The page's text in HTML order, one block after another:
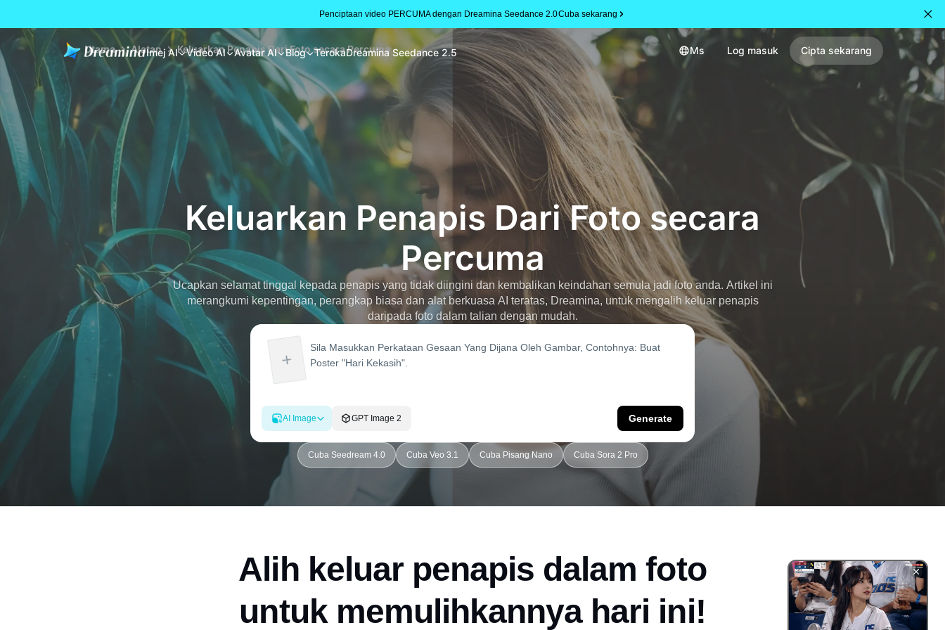
Penciptaan video PERCUMA dengan Dreamina Seedance 2.0Cuba sekarang
Imej AI Video AI Avatar AI Blog TerokaDreamina Seedance 2.5 Ms Log masuk Cipta sekarang
Utama Alatan Keluarkan Penapis Dari Foto secara Percuma
Keluarkan Penapis Dari Foto secara
Percuma
Ucapkan selamat tinggal kepada penapis yang tidak diingini dan kembalikan keindahan semula jadi foto anda. Artikel ini
merangkumi kepentingan, perangkap biasa dan alat berkuasa AI teratas, Dreamina, untuk mengalih keluar penapis
daripada foto dalam talian dengan mudah.
AI Image GPT Image 2 Generate
Cuba Seedream 4.0 Cuba Veo 3.1 Cuba Pisang Nano Cuba Sora 2 Pro
Alih keluar penapis dalam foto
untuk memulihkannya hari ini!